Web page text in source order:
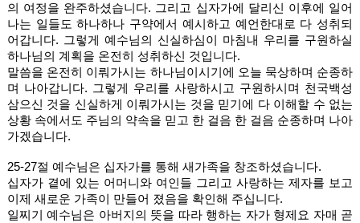
의 여정을 완주하셨습니다. 그리고 십자가에 달리신 이후에 일어
나는 일들도 하나하나 구약에서 예시하고 예언한대로 다 성취되
어갑니다. 그렇게 예수님의 신실하심이 마침내 우리를 구원하실
하나님의 계획을 온전히 성취하신 것입니다.
말씀을 온전히 이뤄가시는 하나님이시기에 오늘 묵상하며 순종하
며 나아갑니다. 그렇게 우리를 사랑하시고 구원하시며 천국백성
삼으신 것을 신실하게 이뤄가시는 것을 믿기에 다 이해할 수 없는
상황 속에서도 주님의 약속을 믿고 한 걸음 한 걸음 순종하며 나아
가겠습니다.
25-27절 예수님은 십자가를 통해 새가족을 창조하셨습니다.
십자가 곁에 있는 어머니와 여인들 그리고 사랑하는 제자를 보고
이제 새로운 가족이 만들어 졌음을 확인해 주십니다.
일찌기 예수님은 아버지의 뜻을 따라 행하는 자가 형제요 자매 곧